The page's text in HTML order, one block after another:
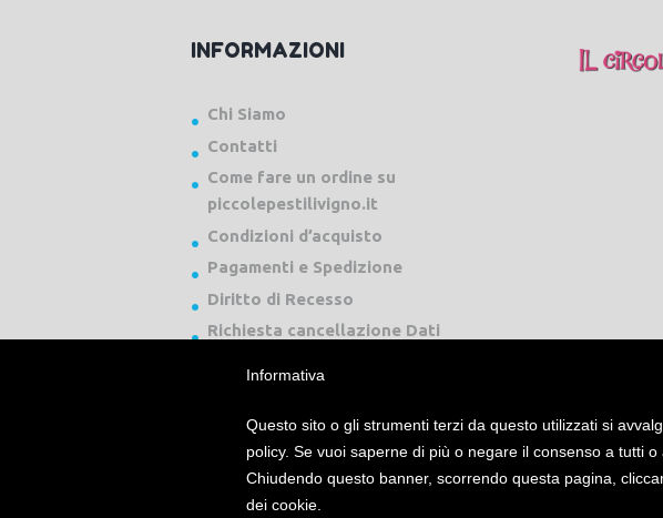
INFORMAZIONI
Chi Siamo
Contatti
Come fare un ordine su
piccolepestilivigno.it
Condizioni d’acquisto
Pagamenti e Spedizione
Diritto di Recesso
Richiesta cancellazione Dati
Piccole Pesti Livigno © 2024 Tutti i diritti riservati. -Privacy Policy-
Informativa
Questo sito o gli strumenti terzi da questo utilizzati si
policy. Se vuoi saperne di più o negare il consenso a tutti
Chiudendo questo banner, scorrendo questa pagina,
dei cookie.